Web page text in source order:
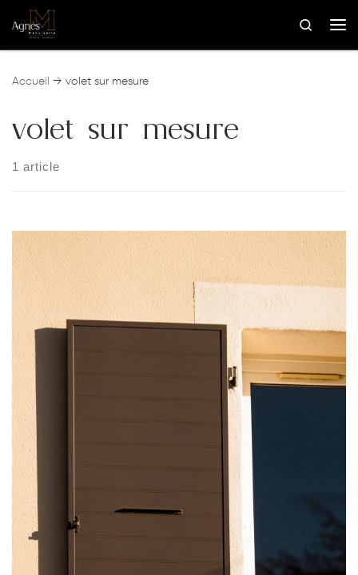
Skip to content
Search
Accueil → volet sur mesure
volet sur mesure
1 article